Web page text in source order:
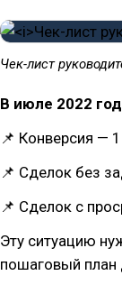
Чек-лист
В июле 2022
📌 Конверсия —
📌 Сделок без
📌 Сделок с
Эту ситуацию
пошаговый план